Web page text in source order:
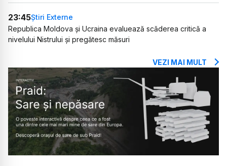
23:45Știri Externe
Republica Moldova și Ucraina evaluează scăderea critică a
nivelului Nistrului și pregătesc măsuri
VEZI MAI MULT